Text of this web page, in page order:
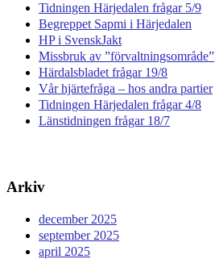
Tidningen Härjedalen frågar 5/9
Begreppet Sapmi i Härjedalen
HP i SvenskJakt
Missbruk av ”förvaltningsområde”
Härdalsbladet frågar 19/8
Vår hjärtefråga – hos andra partier
Tidningen Härjedalen frågar 4/8
Länstidningen frågar 18/7
Arkiv
december 2025
september 2025
april 2025